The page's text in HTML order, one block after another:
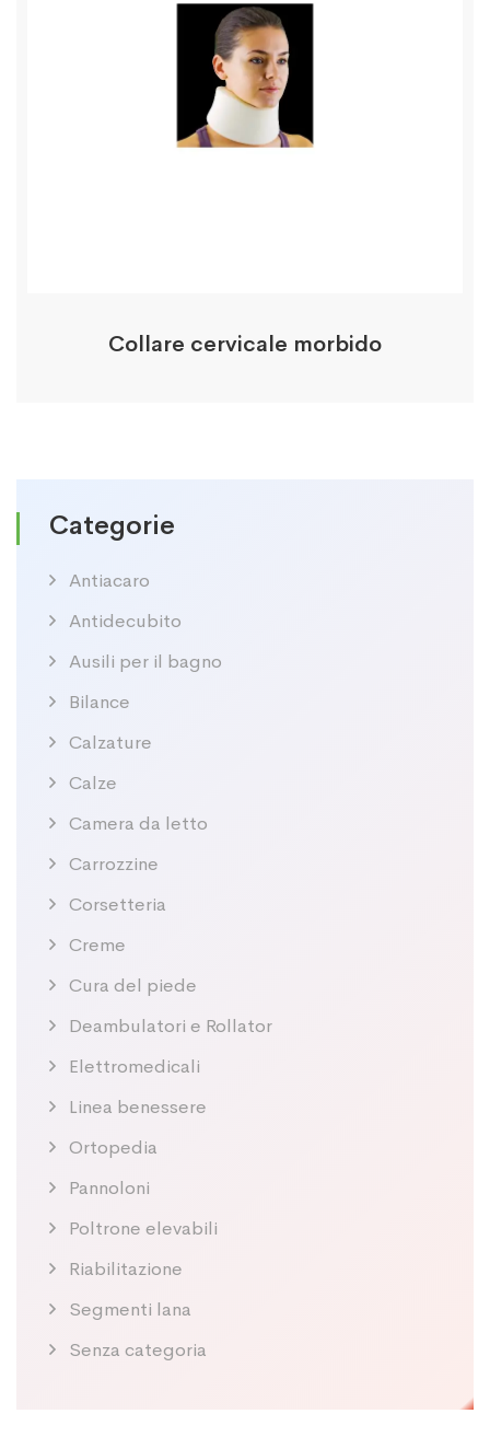
Categorie
Antiacaro
Antidecubito
Ausili per il bagno
Bilance
Calzature
Calze
Camera da letto
Carrozzine
Corsetteria
Creme
Cura del piede
Deambulatori e Rollator
Elettromedicali
Linea benessere
Ortopedia
Pannoloni
Poltrone elevabili
Riabilitazione
Segmenti lana
Senza categoria
Collare cervicale morbido